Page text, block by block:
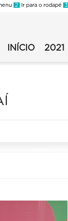
2 Ir para o rodapé 3
Secundário
2021
-
INÍCIO 2021